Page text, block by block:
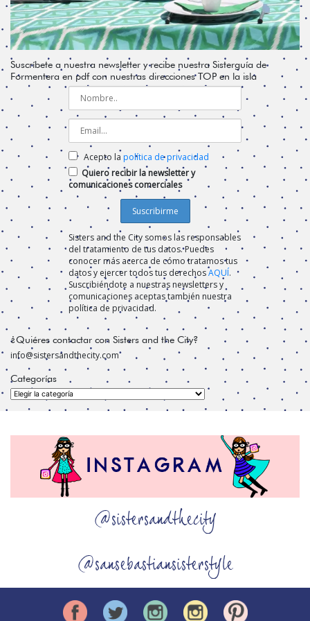
Suscríbete a nuestra newsletter y recibe nuestra Sisterguía de
Formentera en pdf con nuestras direcciones TOP en la isla
Acepto la política de privacidad
Quiero recibir la newsletter y
comunicaciones comerciales
Sisters and the City somos las responsables
del tratamiento de tus datos. Puedes
conocer más acerca de cómo tratamos tus
datos y ejercer todos tus derechosAQUÍ.
Suscribiéndote a nuestras newsletters y
comunicaciones aceptas también nuestra
política de privacidad.
¿Quiéres contactar con Sisters and the City?
info@sistersandthecity.com
Categorías
Categorías
@sistersandthecity
@sansebastiansisterstyle